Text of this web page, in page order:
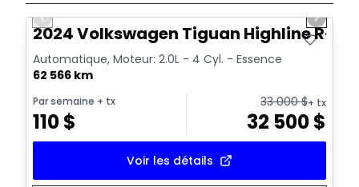
Vidéo disponible
Previous slide Next
2024 Volkswagen Tiguan Highline R-
Automatique, Moteur: 2.0L - 4 Cyl. - Essence
62 566 km
Par semaine + tx
110$
33 000$+ tx
32 500$
Voir les détails